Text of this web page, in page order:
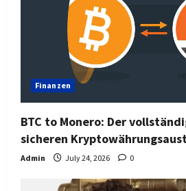
Finanzen
BTC to Monero: Der
sicheren
Admin July 24, 2026 0